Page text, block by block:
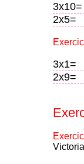
3x10=
2x5=
3x1=
2x9=